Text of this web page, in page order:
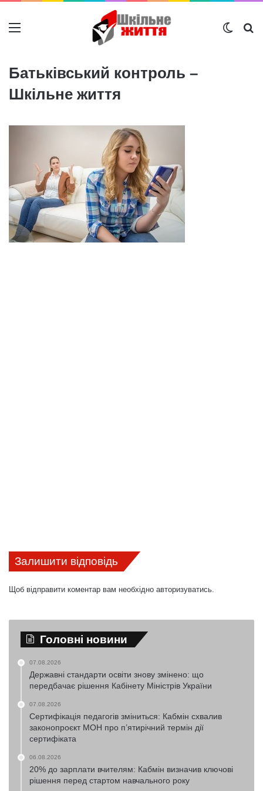
Меню
Батьківський контроль –
Шкільне життя
Залишити відповідь
Щоб відправити коментар вам необхідно авторизуватись.
Головні новини
07.08.2026
Державні стандарти освіти знову змінено: що
передбачає рішення Кабінету Міністрів України
07.08.2026
Сертифікація педагогів зміниться: Кабмін схвалив
законопроєкт МОН про п’ятирічний термін дії
сертифіката
06.08.2026
20% до зарплати вчителям: Кабмін визначив ключові
рішення перед стартом навчального року